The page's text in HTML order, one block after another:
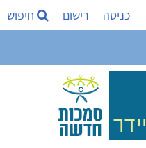
כניסה רישום חיפוש